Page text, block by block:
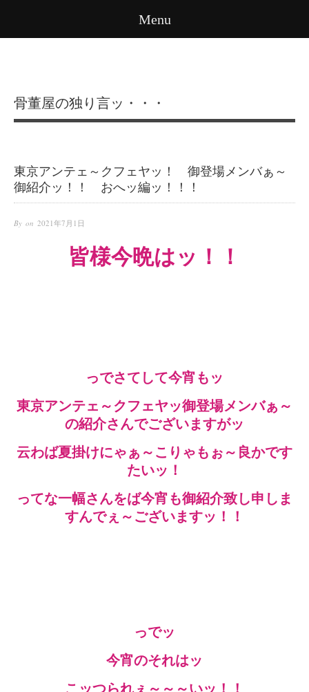
Menu
骨董屋の独り言ッ・・・
東京アンテェ～クフェヤッ！ 御登場メンバぁ～
御紹介ッ！！ おへッ編ッ！！！
By on 2021年7月1日
皆様今晩はッ！！
っでさてして今宵もッ
東京アンテェ～クフェヤッ御登場メンバぁ～
の紹介さんでございますがッ
云わば夏掛けにゃぁ～こりゃもぉ～良かです
たいッ！
ってな一幅さんをば今宵も御紹介致し申しま
すんでぇ～ございますッ！！
っでッ
今宵のそれはッ
こッつられぇ～～～いッ！！